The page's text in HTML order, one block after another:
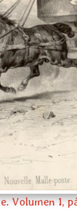
Volumen 1,